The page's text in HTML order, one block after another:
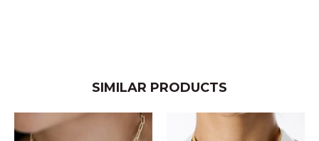
SIMILAR PRODUCTS